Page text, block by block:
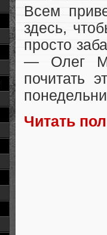
Всем
здесь,
просто
— Олег
почитать
Читать